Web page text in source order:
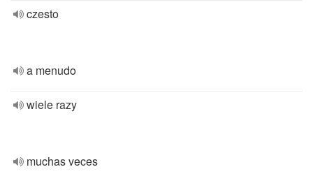
czesto
a menudo
wiele razy
muchas veces